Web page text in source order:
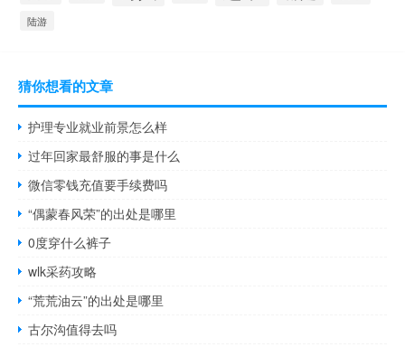
陆游
猜你想看的文章
护理专业就业前景怎么样
过年回家最舒服的事是什么
微信零钱充值要手续费吗
“偶蒙春风荣”的出处是哪里
0度穿什么裤子
wlk采药攻略
“荒荒油云”的出处是哪里
古尔沟值得去吗